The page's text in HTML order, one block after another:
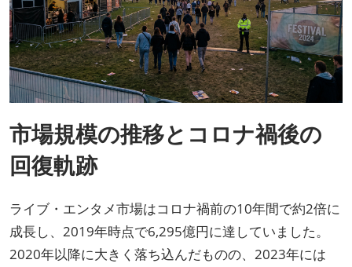
市場規模の推移とコロナ禍後の
回復軌跡
ライブ・エンタメ市場はコロナ禍前の10年間で約2倍に
成長し、2019年時点で6,295億円に達していました。
2020年以降に大きく落ち込んだものの、2023年には